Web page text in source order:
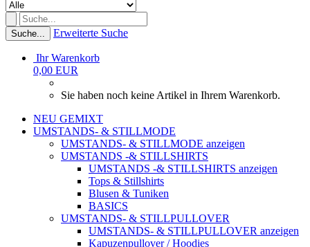
Suche... Erweiterte Suche
Ihr Warenkorb
0,00 EUR
Sie haben noch keine Artikel in Ihrem Warenkorb.
NEU GEMIXT
UMSTANDS- & STILLMODE
UMSTANDS- & STILLMODE anzeigen
UMSTANDS -& STILLSHIRTS
UMSTANDS -& STILLSHIRTS anzeigen
Tops & Stillshirts
Blusen & Tuniken
BASICS
UMSTANDS- & STILLPULLOVER
UMSTANDS- & STILLPULLOVER anzeigen
Kapuzenpullover / Hoodies